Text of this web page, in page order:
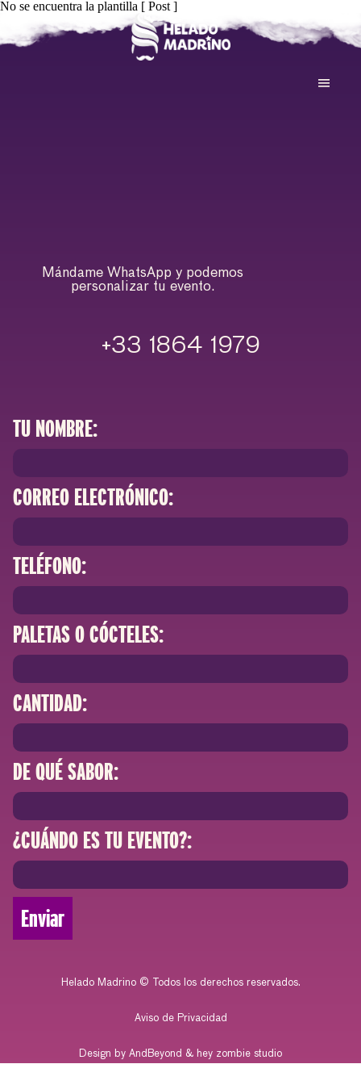
No se encuentra la plantilla [ Post ]
Mándame WhatsApp y podemos
personalizar tu evento.
+33 1864 1979
TU NOMBRE:
CORREO ELECTRÓNICO:
TELÉFONO:
PALETAS O CÓCTELES:
CANTIDAD:
DE QUÉ SABOR:
¿CUÁNDO ES TU EVENTO?:
Enviar
Helado Madrino © Todos los derechos reservados.
Aviso de Privacidad
Design by AndBeyond & hey zombie studio